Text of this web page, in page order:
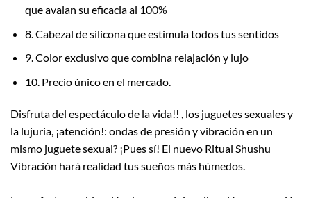
que avalan su eficacia al 100%
8. Cabezal de silicona que estimula todos tus sentidos
9.Color exclusivo que combina relajación y lujo
10. Precio único en el mercado.
Disfruta del espectáculo de la vida!! , los juguetes sexuales y
la lujuria, ¡atención!: ondas de presión y vibración en un
mismo juguete sexual? ¡Pues sí! El nuevo Ritual Shushu
Vibración hará realidad tus sueños más húmedos.